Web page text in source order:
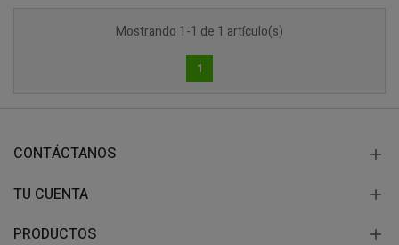
Mostrando 1-1 de 1 artículo(s)
1
CONTÁCTANOS
TU CUENTA
PRODUCTOS